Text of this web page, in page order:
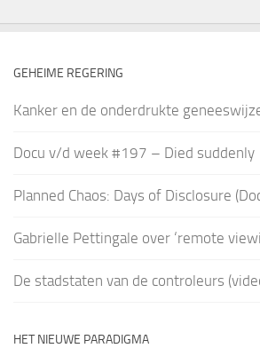
GEHEIME REGERING
Kanker en de onderdrukte
Docu v/d week #197 – Died suddenly
Planned Chaos: Days of Disclosure
Gabrielle Pettingale over ‘remote
De stadstaten van de controleurs
HET NIEUWE PARADIGMA